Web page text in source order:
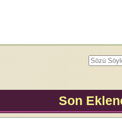
Son